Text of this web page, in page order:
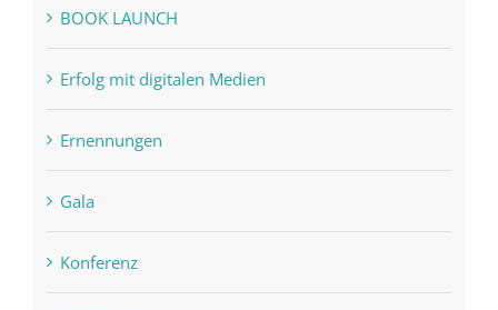
BOOK LAUNCH
Erfolg mit digitalen Medien
Ernennungen
Gala
Konferenz